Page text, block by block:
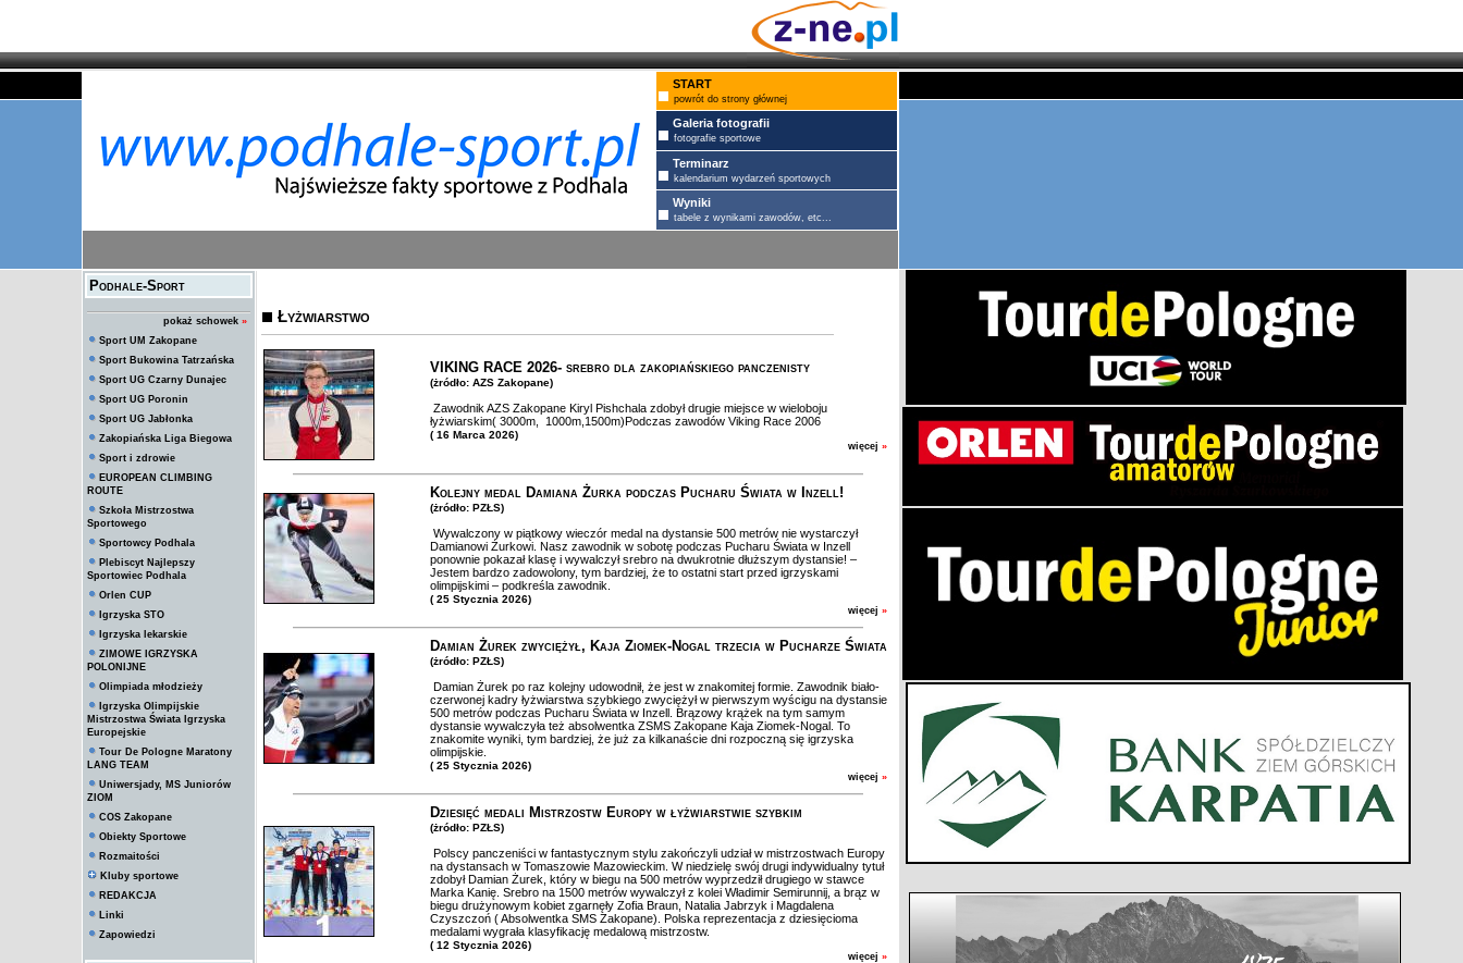
START
powrót do strony głównej
Galeria fotografii
fotografie sportowe
Terminarz
kalendarium wydarzeń sportowych
Wyniki
tabele z wynikami zawodów, etc...
Podhale-Sport
pokaż schowek »
Sport UM Zakopane
Sport Bukowina Tatrzańska
Sport UG Czarny Dunajec
Sport UG Poronin
Sport UG Jabłonka
Zakopiańska Liga Biegowa
Sport i zdrowie
EUROPEAN CLIMBING
ROUTE
Szkoła Mistrzostwa
Sportowego
Sportowcy Podhala
Plebiscyt Najlepszy
Sportowiec Podhala
Orlen CUP
Igrzyska STO
Igrzyska lekarskie
ZIMOWE IGRZYSKA
POLONIJNE
Olimpiada młodzieży
Igrzyska Olimpijskie
Mistrzostwa Świata Igrzyska
Europejskie
Tour De Pologne Maratony
LANG TEAM
Uniwersjady, MS Juniorów
ZIOM
COS Zakopane
Obiekty Sportowe
Rozmaitości
Kluby sportowe
REDAKCJA
Linki
Zapowiedzi
Łyżwiarstwo
VIKING RACE 2026- srebro dla zakopiańskiego panczenisty
(żródło: AZS Zakopane)
Zawodnik AZS Zakopane Kiryl Pishchala zdobył drugie miejsce w wieloboju
łyżwiarskim( 3000m, 1000m,1500m)Podczas zawodów Viking Race 2006
( 16 Marca 2026)
więcej »
Kolejny medal Damiana Żurka podczas Pucharu Świata w Inzell!
(żródło: PZŁS)
Wywalczony w piątkowy wieczór medal na dystansie 500 metrów nie wystarczył
Damianowi Żurkowi. Nasz zawodnik w sobotę podczas Pucharu Świata w Inzell
ponownie pokazał klasę i wywalczył srebro na dwukrotnie dłuższym dystansie! –
Jestem bardzo zadowolony, tym bardziej, że to ostatni start przed igrzyskami
olimpijskimi – podkreśla zawodnik.
( 25 Stycznia 2026)
więcej »
Damian Żurek zwyciężył, Kaja Ziomek-Nogal trzecia w Pucharze Świata
(żródło: PZŁS)
Damian Żurek po raz kolejny udowodnił, że jest w znakomitej formie. Zawodnik biało-
czerwonej kadry łyżwiarstwa szybkiego zwyciężył w pierwszym wyścigu na dystansie
500 metrów podczas Pucharu Świata w Inzell. Brązowy krążek na tym samym
dystansie wywalczyła też absolwentka ZSMS Zakopane Kaja Ziomek-Nogal. To
znakomite wyniki, tym bardziej, że już za kilkanaście dni rozpoczną się igrzyska
olimpijskie.
( 25 Stycznia 2026)
więcej »
Dziesięć medali Mistrzostw Europy w łyżwiarstwie szybkim
(żródło: PZŁS)
Polscy panczeniści w fantastycznym stylu zakończyli udział w mistrzostwach Europy
na dystansach w Tomaszowie Mazowieckim. W niedzielę swój drugi indywidualny tytuł
zdobył Damian Żurek, który w biegu na 500 metrów wyprzedził drugiego w stawce
Marka Kanię. Srebro na 1500 metrów wywalczył z kolei Władimir Semirunnij, a brąz w
biegu drużynowym kobiet zgarnęły Zofia Braun, Natalia Jabrzyk i Magdalena
Czyszczoń ( Absolwentka SMS Zakopane). Polska reprezentacja z dziesięcioma
medalami wygrała klasyfikację medalową mistrzostw.
( 12 Stycznia 2026)
więcej »